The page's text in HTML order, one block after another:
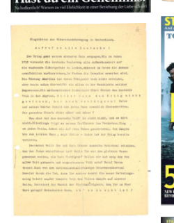
Flugblätter der Weissen
Rose – V, Januar 1943